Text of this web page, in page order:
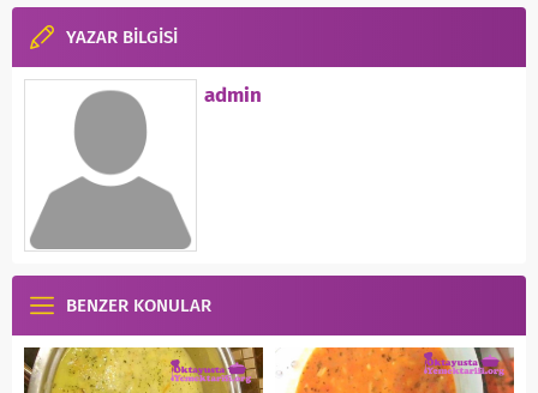
YAZAR BİLGİSİ
admin
BENZER KONULAR